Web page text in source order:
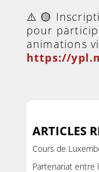
⚠️ 🟡
pour
animations
https://
ARTICLES
Cours de
Partenariat entre